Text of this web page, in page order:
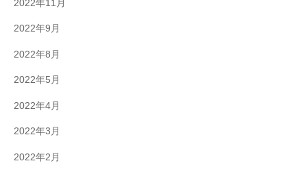
2022年11月
2022年9月
2022年8月
2022年5月
2022年4月
2022年3月
2022年2月